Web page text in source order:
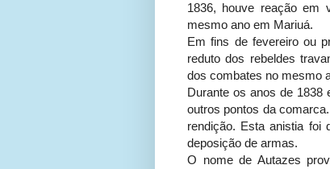
1836, houve reação em
mesmo ano em Mariuá.
Em fins de fevereiro ou
reduto dos rebeldes
dos combates no mesmo
Durante os anos de 1838
outros pontos da
rendição. Esta anistia foi
deposição de armas.
O nome de Autazes